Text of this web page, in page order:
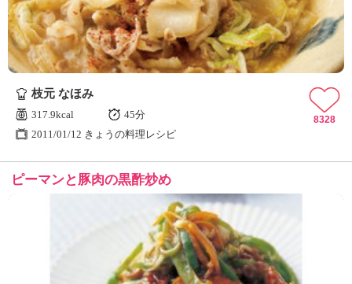
枝元 なほみ
317.9kcal
45分
2011/01/12 きょうの料理レシピ
8328
ピーマンと豚肉の黒酢炒め